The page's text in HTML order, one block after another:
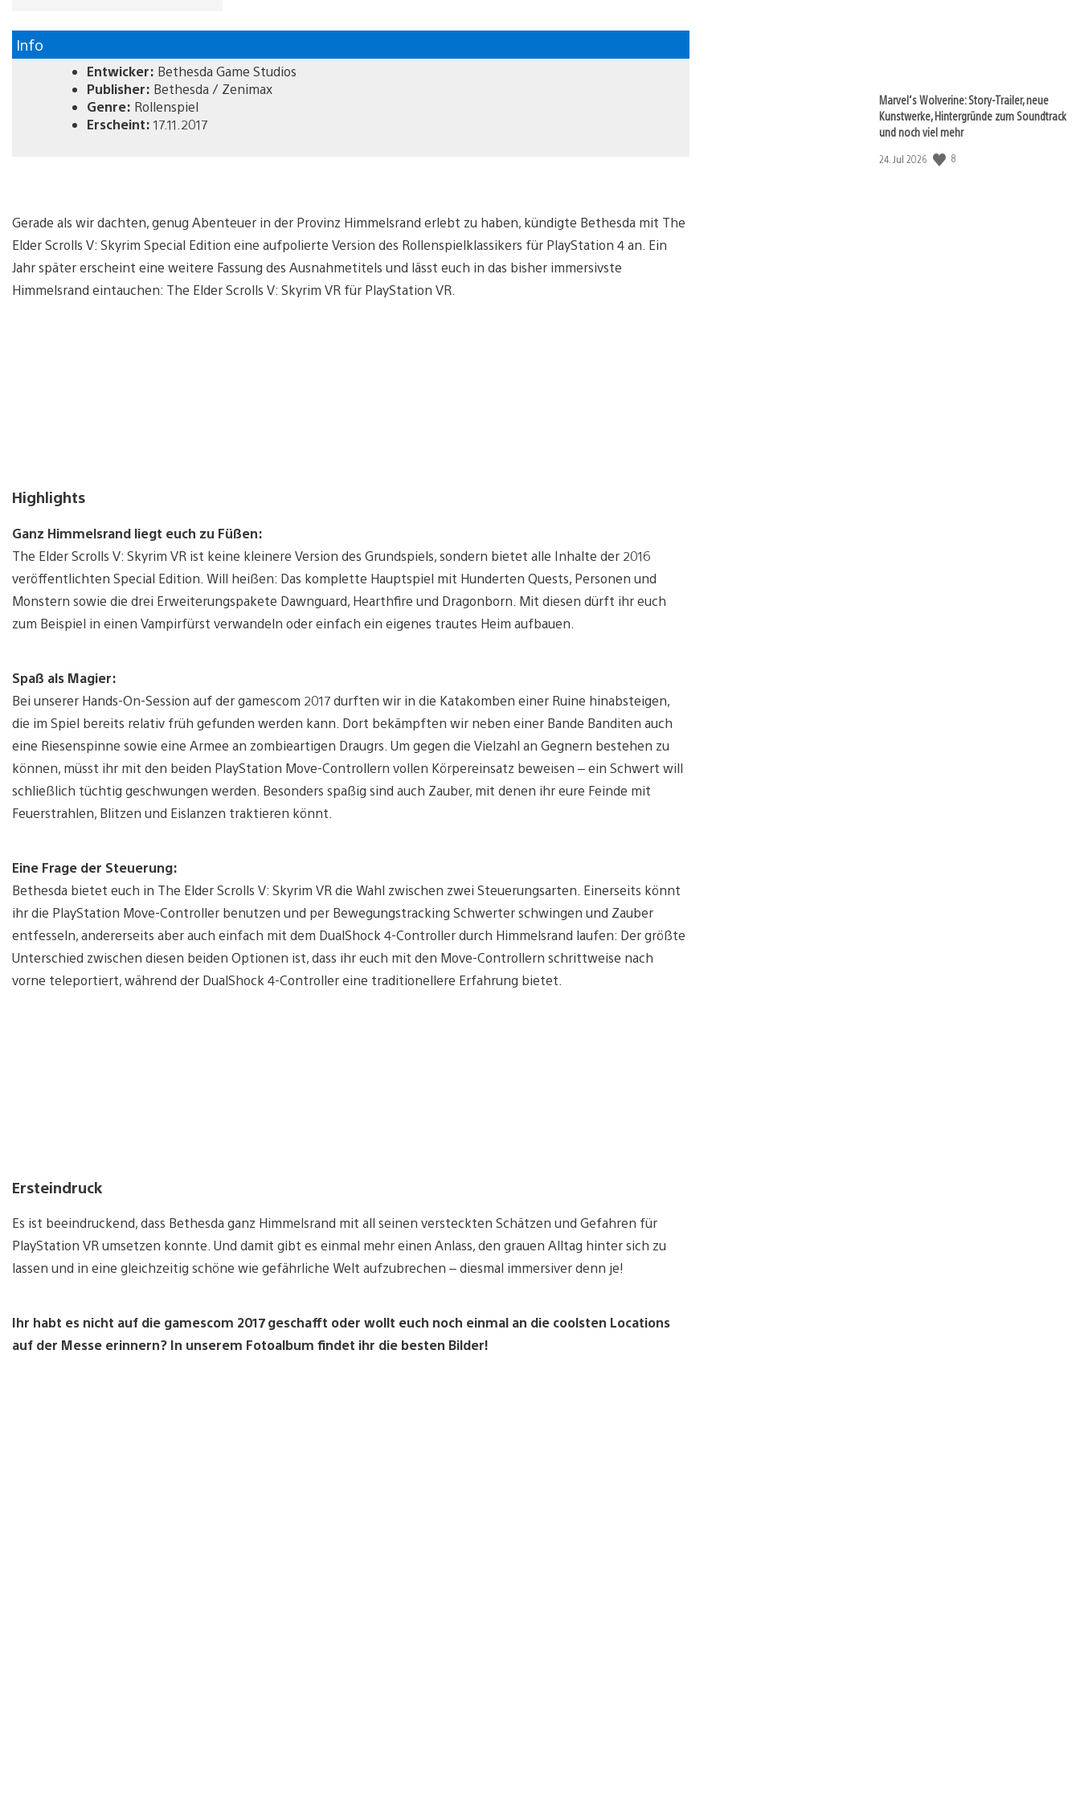
Info
Entwicker: Bethesda Game Studios
Publisher: Bethesda / Zenimax
Genre: Rollenspiel
Erscheint: 17.11.2017
Gerade als wir dachten, genug Abenteuer in der Provinz Himmelsrand erlebt zu haben, kündigte Bethesda mit The
Elder Scrolls V: Skyrim Special Edition eine aufpolierte Version des Rollenspielklassikers für PlayStation 4 an. Ein
Jahr später erscheint eine weitere Fassung des Ausnahmetitels und lässt euch in das bisher immersivste
Himmelsrand eintauchen: The Elder Scrolls V: Skyrim VR für PlayStation VR.
Highlights
Ganz Himmelsrand liegt euch zu Füßen:
The Elder Scrolls V: Skyrim VR ist keine kleinere Version des Grundspiels, sondern bietet alle Inhalte der 2016
veröffentlichten Special Edition. Will heißen: Das komplette Hauptspiel mit Hunderten Quests, Personen und
Monstern sowie die drei Erweiterungspakete Dawnguard, Hearthfire und Dragonborn. Mit diesen dürft ihr euch
zum Beispiel in einen Vampirfürst verwandeln oder einfach ein eigenes trautes Heim aufbauen.
Spaß als Magier:
Bei unserer Hands-On-Session auf der gamescom 2017 durften wir in die Katakomben einer Ruine hinabsteigen,
die im Spiel bereits relativ früh gefunden werden kann. Dort bekämpften wir neben einer Bande Banditen auch
eine Riesenspinne sowie eine Armee an zombieartigen Draugrs. Um gegen die Vielzahl an Gegnern bestehen zu
können, müsst ihr mit den beiden PlayStation Move-Controllern vollen Körpereinsatz beweisen – ein Schwert will
schließlich tüchtig geschwungen werden. Besonders spaßig sind auch Zauber, mit denen ihr eure Feinde mit
Feuerstrahlen, Blitzen und Eislanzen traktieren könnt.
Eine Frage der Steuerung:
Bethesda bietet euch in The Elder Scrolls V: Skyrim VR die Wahl zwischen zwei Steuerungsarten. Einerseits könnt
ihr die PlayStation Move-Controller benutzen und per Bewegungstracking Schwerter schwingen und Zauber
entfesseln, andererseits aber auch einfach mit dem DualShock 4-Controller durch Himmelsrand laufen: Der größte
Unterschied zwischen diesen beiden Optionen ist, dass ihr euch mit den Move-Controllern schrittweise nach
vorne teleportiert, während der DualShock 4-Controller eine traditionellere Erfahrung bietet.
Ersteindruck
Es ist beeindruckend, dass Bethesda ganz Himmelsrand mit all seinen versteckten Schätzen und Gefahren für
PlayStation VR umsetzen konnte. Und damit gibt es einmal mehr einen Anlass, den grauen Alltag hinter sich zu
lassen und in eine gleichzeitig schöne wie gefährliche Welt aufzubrechen – diesmal immersiver denn je!
Ihr habt es nicht auf die gamescom 2017 geschafft oder wollt euch noch einmal an die coolsten Locations
auf der Messe erinnern? In unserem Fotoalbum findet ihr die besten Bilder!
Marvel‘s Wolverine: Story-Trailer, neue
Kunstwerke, Hintergründe zum Soundtrack
und noch viel mehr
Veröffentlichungsdatum:
24. Jul 2026 8